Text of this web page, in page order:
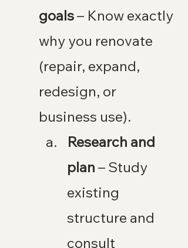
goals – Know exactly
why you renovate
(repair, expand,
redesign, or
business use).
Research and
plan – Study
existing
structure and
consult